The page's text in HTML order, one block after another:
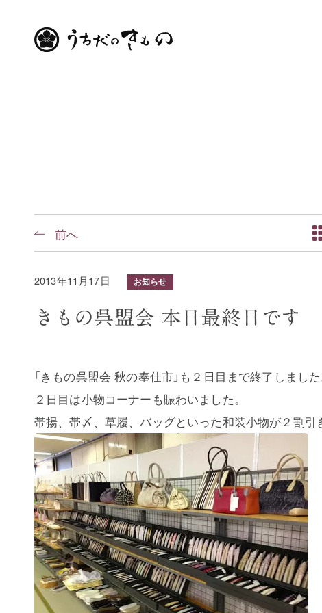
前へ
2013年11月17日 お知らせ
きもの呉盟会 本日最終日です
「きもの呉盟会 秋の奉仕市」も２日目まで終了しました
２日目は小物コーナーも賑わいました。
帯揚、帯〆、草履、バッグといった和装小物が２割引